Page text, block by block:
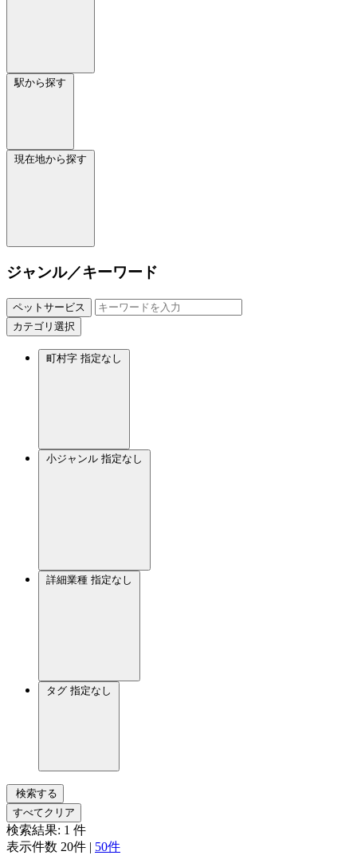
駅から探す
現在地から探す
ジャンル／キーワード
ペットサービス
カテゴリ選択
町村字 指定なし
小ジャンル 指定なし
詳細業種 指定なし
タグ 指定なし
検索する
すべてクリア
検索結果: 1 件
表示件数 20件 | 50件